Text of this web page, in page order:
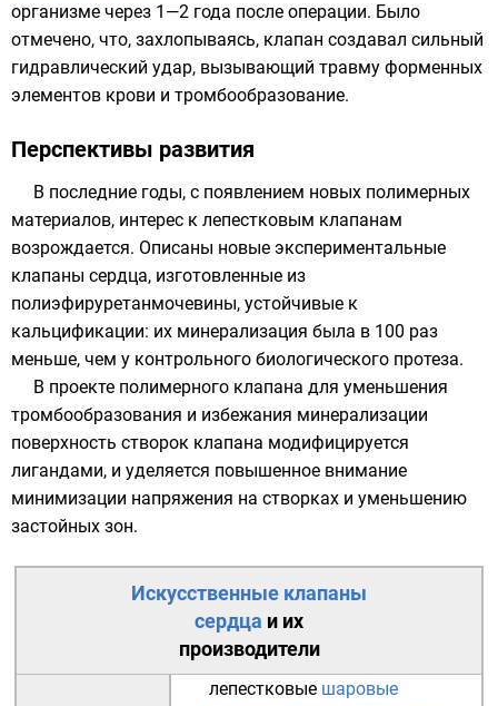
организме через 1—2 года после операции. Было
отмечено, что, захлопываясь, клапан создавал сильный
гидравлический удар, вызывающий травму форменных
элементов крови и тромбообразование.
Перспективы развития
В последние годы, с появлением новых полимерных
материалов, интерес к лепестковым клапанам
возрождается. Описаны новые экспериментальные
клапаны сердца, изготовленные из
полиэфируретанмочевины, устойчивые к
кальцификации: их минерализация была в 100 раз
меньше, чем у контрольного биологического протеза.
В проекте полимерного клапана для уменьшения
тромбообразования и избежания минерализации
поверхность створок клапана модифицируется
лигандами, и уделяется повышенное внимание
минимизации напряжения на створках и уменьшению
застойных зон.
Искусственные клапаны
сердца и их
производители
лепестковые шаровые